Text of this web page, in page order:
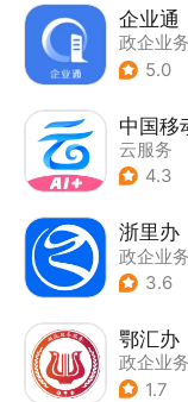
企业通
政企业务
5.0
中国移
云服务
4.3
浙里办
政企业务
3.6
鄂汇办
政企业务
1.7